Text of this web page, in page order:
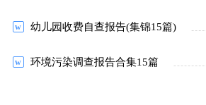
幼儿园收费自查报告(集锦15篇)
环境污染调查报告合集15篇